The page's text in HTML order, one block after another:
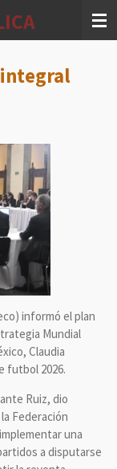
informó el plan
Mundial
Claudia
futbol 2026.
Ruiz, dio
Federación
una
a disputarse